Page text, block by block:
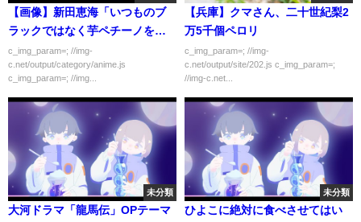
【画像】新田恵海「いつものブ
ラックではなく芋ペチーノをい
ただいています」
c_img_param=; //img-
c.net/output/category/anime.js
c_img_param=; //img...
【兵庫】クマさん、二十世紀梨2
万5千個ペロリ
c_img_param=; //img-
c.net/output/site/202.js c_img_param=;
//img-c.net...
未分類
大河ドラマ「龍馬伝」OPテーマ
未分類
ひよこに絶対に食べさせてはい